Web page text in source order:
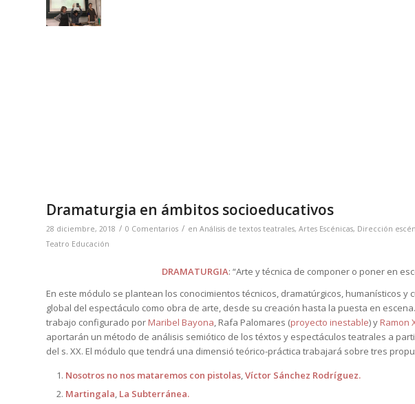
Dramaturgia en ámbitos socioeducativos
28 diciembre, 2018 / 0 Comentarios / en Análisis de textos teatrales, Artes Escénicas, Dirección
Teatro Educación
DRAMATURGIA: “Arte y técnica de componer o poner en
En este módulo se plantean los conocimientos técnicos, dramatúrgicos, humanísticos
global del espectáculo como obra de arte, desde su creación hasta la puesta en
trabajo configurado por Maribel Bayona, Rafa Palomares (proyecto inestable) y Ramon
aportarán un método de análisis semiótico de los téxtos y espectáculos teatrales a
del s. XX. El módulo que tendrá una dimensió teórico-práctica trabajará sobre tres
Nosotros no nos mataremos con pistolas,Víctor Sánchez Rodríguez.
Martingala, La Subterránea.